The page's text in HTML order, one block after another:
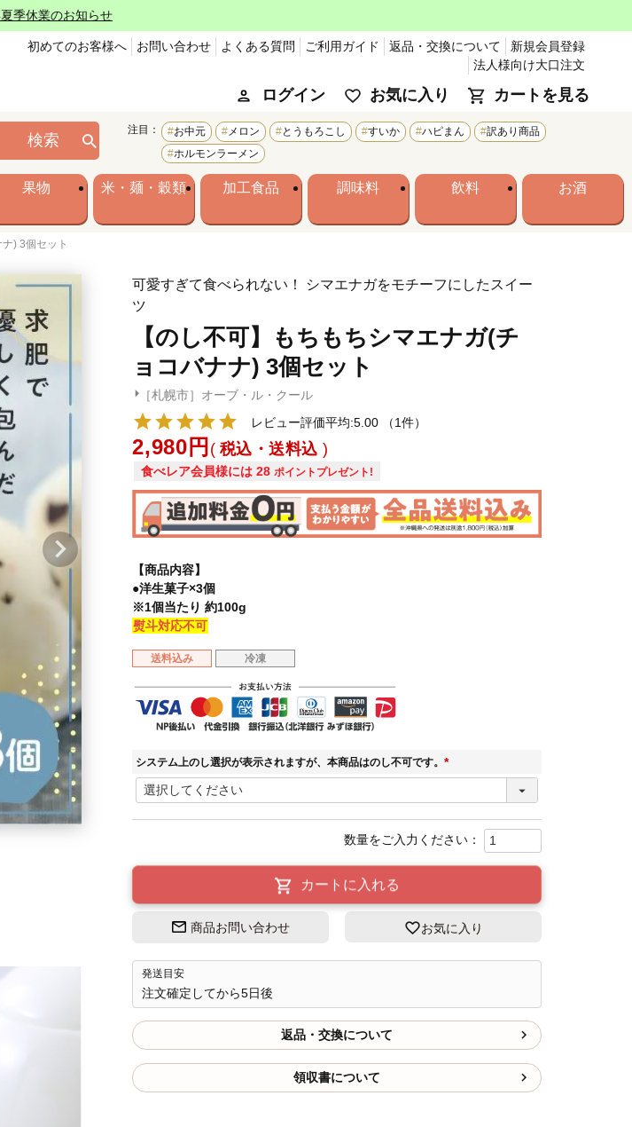
季休業のお知らせ
初めてのお客様へ お問い合わせ よくある質問 ご利用ガイド 返品・交換について
新規会員登録
法人様向け大口注文
ログイン お気に入り カートを見る
検索
注目： お中元 メロン とうもろこし すいか ハピまん
訳あり商品
ホルモンラーメン
果物 米・麺・穀類 加工食品 調味料 飲料 お酒
) 3個セット
可愛すぎて食べられない！ シマエナガをモチーフにしたスイー
ツ
【のし不可】もちもちシマエナガ(チ
ョコバナナ) 3個セット
［札幌市］オーブ・ル・クール
レビュー評価平均:5.00
（1件）
2,980 税込・送料込
食べレア会員様には 28 ポイントプレゼント!
【商品内容】
●洋生菓子×3個
※1個当たり 約100g
熨斗対応不可
送料込み 冷凍
システム上のし選択が表示されますが、本商品はのし不可です。
(
カートに入れる
商品お問い合わせ お気に入り
発送目安
注文確定してから5日後
返品・交換について
領収書について